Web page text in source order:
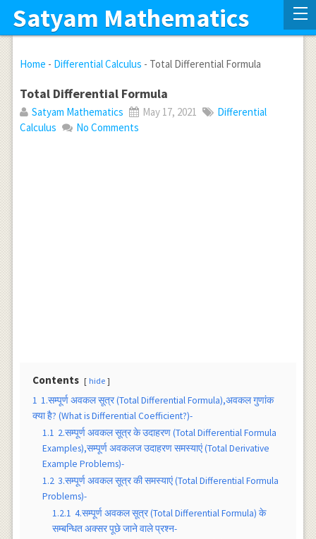
Satyam Mathematics
Home - Differential Calculus - Total Differential Formula
Total Differential Formula
Satyam Mathematics May 17, 2021
Differential
Calculus
No Comments
Contents hide
1 1.सम्पूर्ण अवकल सूत्र‌ (Total Differential Formula),अवकल गुणांक
क्या है? (What is Differential Coefficient?)-
1.1 2.सम्पूर्ण अवकल सूत्र‌ के उदाहरण (Total Differential Formula
Examples),सम्पूर्ण अवकलज उदाहरण समस्याएं (Total Derivative
Example Problems)-
1.2 3.सम्पूर्ण अवकल सूत्र‌ की समस्याएं (Total Differential Formula
Problems)-
1.2.1 4.सम्पूर्ण अवकल सूत्र‌ (Total Differential Formula) के‌
सम्बन्धित अक्सर पूछे जाने वाले प्रश्न-